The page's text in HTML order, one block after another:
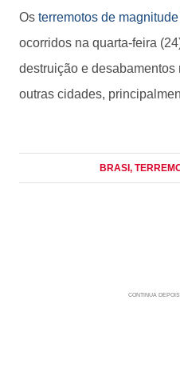
Os terremotos de
ocorridos na quarta-feira
destruição e
outras cidades,
BRASI,